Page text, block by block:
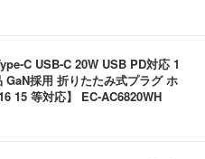
アウトドア/旅行/出張/防災/緊
種他対応 機内持込可 (高級白い)
C USB-C 20W USB PD対応 1
GaN採用 折りたたみ式プラグ ホ
15 等対応】 EC-AC6820WH